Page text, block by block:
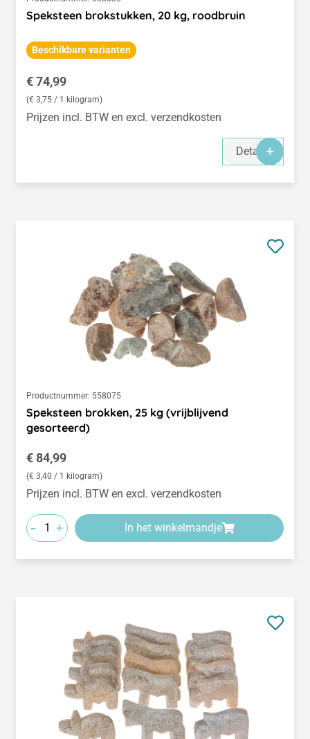
Speksteen brokstukken, 20 kg, roodbruin
Beschikbare varianten
Normale prijs:
€ 74,99
(€ 3,75 / 1 kilogram)
Prijzen incl. BTW en excl. verzendkosten
Details
Productnummer: 558075
Speksteen brokken, 25 kg (vrijblijvend
gesorteerd)
Normale prijs:
€ 84,99
(€ 3,40 / 1 kilogram)
Prijzen incl. BTW en excl. verzendkosten
- + In het winkelmandje